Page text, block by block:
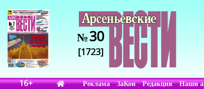
№30
[1723]
16+ Реклама ЗаКон Редакция Наши